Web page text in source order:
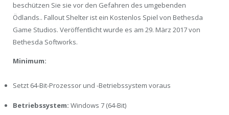
beschützen Sie sie vor den Gefahren des umgebenden
Ödlands.. Fallout Shelter ist ein Kostenlos Spiel von Bethesda
Game Studios. Veröffentlicht wurde es am 29. März 2017 von
Bethesda Softworks.
Minimum:
Setzt 64-Bit-Prozessor und -Betriebssystem voraus
Betriebssystem: Windows 7 (64-Bit)